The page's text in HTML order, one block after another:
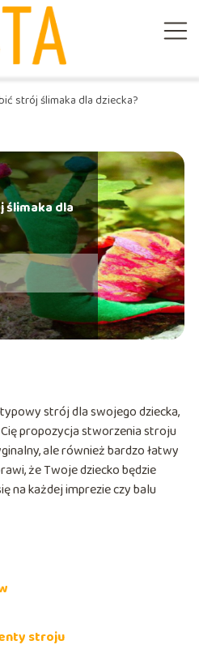
strój ślimaka dla dziecka?
ślimaka dla
strój dla swojego dziecka,
propozycja stworzenia stroju
ale również bardzo łatwy
że Twoje dziecko będzie
na każdej imprezie czy balu
stroju